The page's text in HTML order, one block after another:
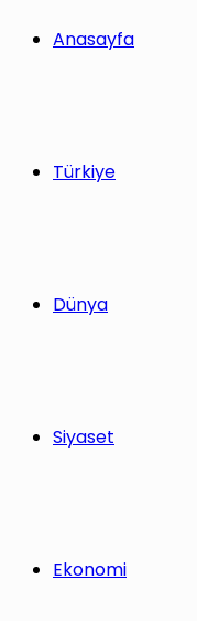
Anasayfa
Türkiye
Dünya
Siyaset
Ekonomi